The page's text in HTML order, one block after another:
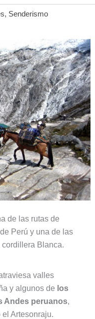
, Senderismo
de las rutas de
Perú y una de las
Blanca.
valles
y algunos de los
Andes peruanos,
Artesonraju.